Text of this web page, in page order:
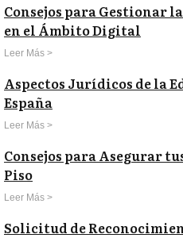
Consejos para Gestionar
en el Ámbito Digital
Leer Más >
Aspectos Jurídicos de la
España
Leer Más >
Consejos para Asegurar
Piso
Leer Más >
Solicitud de